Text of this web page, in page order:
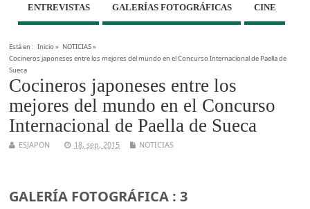
ENTREVISTAS GALERÍAS FOTOGRÁFICAS CINE
Está en : Inicio» NOTICIAS»
Cocineros japoneses entre los mejores del mundo en el Concurso Internacional de Paella de
Sueca
Cocineros japoneses entre los
mejores del mundo en el Concurso
Internacional de Paella de Sueca
ESJAPON 18, sep, 2015 NOTICIAS
GALERÍA FOTOGRÁFICA : 3